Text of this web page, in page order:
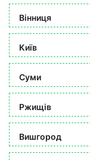
Вінниця
Київ
Суми
Ржищів
Вишгород